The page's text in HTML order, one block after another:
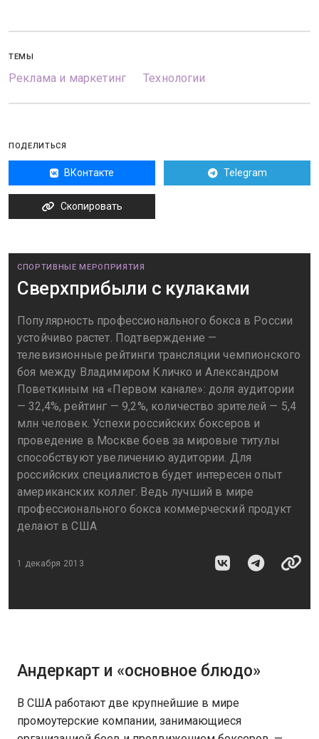
ТЕМЫ
Реклама и маркетинг Технологии
ПОДЕЛИТЬСЯ
ВКонтакте Telegram
Скопировать
СПОРТИВНЫЕ МЕРОПРИЯТИЯ
Сверхприбыли с кулаками
Популярность профессионального бокса в России
устойчиво растет. Подтверждение —
телевизионные рейтинги трансляции чемпионского
боя между Владимиром Кличко и Александром
Поветкиным на «Первом канале»: доля аудитории
— 32,4%, рейтинг — 9,2%, количество зрителей — 5,4
млн человек. Успехи российских боксеров и
проведение в Москве боев за мировые титулы
способствуют увеличению аудитории. Для
российских специалистов будет интересен опыт
американских коллег. Ведь лучший в мире
профессионального бокса коммерческий продукт
делают в США
1 декабря 2013
Андеркарт и «основное блюдо»
В США работают две крупнейшие в мире
промоутерские компании, занимающиеся